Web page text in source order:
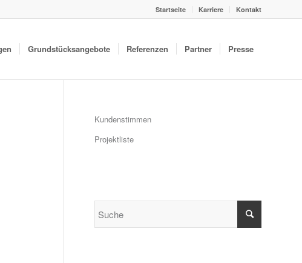
Startseite Karriere Kontakt
Grundstücksangebote Referenzen Partner Presse
Kundenstimmen
Projektliste